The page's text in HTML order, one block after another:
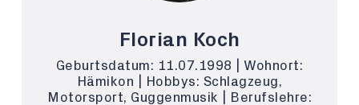
Florian Koch
Geburtsdatum: 11.07.1998 | Wohnort:
Hämikon | Hobbys: Schlagzeug,
Motorsport, Guggenmusik | Berufslehre: